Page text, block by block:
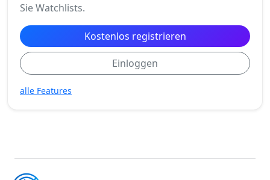
Sie Watchlists.
Kostenlos registrieren
Einloggen
alle Features